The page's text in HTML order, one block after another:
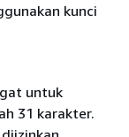
kunci
untuk
31 karakter.